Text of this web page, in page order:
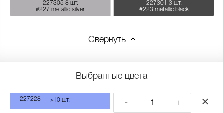
227305
#227 metallic silver
8 шт.
227301
#223 metallic black
3 шт.
Свернуть
Выбранные цвета
227228 >10 шт. - +